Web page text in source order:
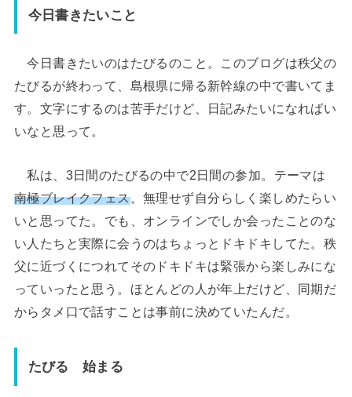
今日書きたいこと
今日書きたいのはたびるのこと。このブログは秩父の
たびるが終わって、島根県に帰る新幹線の中で書いてま
す。文字にするのは苦手だけど、日記みたいになればい
いなと思って。
私は、3日間のたびるの中で2日間の参加。テーマは
南極ブレイクフェス。無理せず自分らしく楽しめたらい
いと思ってた。でも、オンラインでしか会ったことのな
い人たちと実際に会うのはちょっとドキドキしてた。秩
父に近づくにつれてそのドキドキは緊張から楽しみにな
っていったと思う。ほとんどの人が年上だけど、同期だ
からタメ口で話すことは事前に決めていたんだ。
たびる 始まる